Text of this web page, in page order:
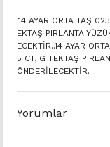
.14 AYAR ORTA TAŞ
EKTAŞ PIRLANTA
ECEKTİR..14 AYAR
5 CT, G TEKTAŞ
ÖNDERİLECEKTİR.
Yorumlar